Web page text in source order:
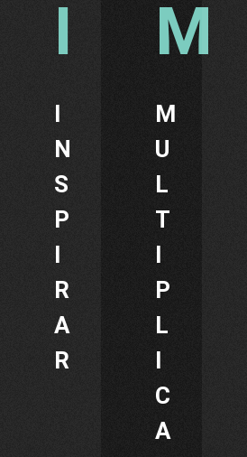
I
N
S
P
I
R
A
R
M
U
L
T
I
P
L
I
C
A